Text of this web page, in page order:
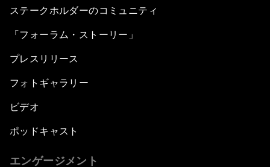
ステークホルダーのコミュニティ
「フォーラム・ストーリー」
プレスリリース
フォトギャラリー
ビデオ
ポッドキャスト
エンゲージメント